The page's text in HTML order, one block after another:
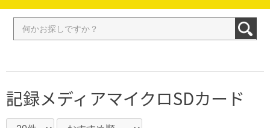
記録メディアマイクロSDカード